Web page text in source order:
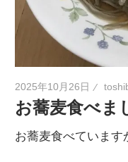
2025年10月26日
お蕎麦食べま
お蕎麦食べていま